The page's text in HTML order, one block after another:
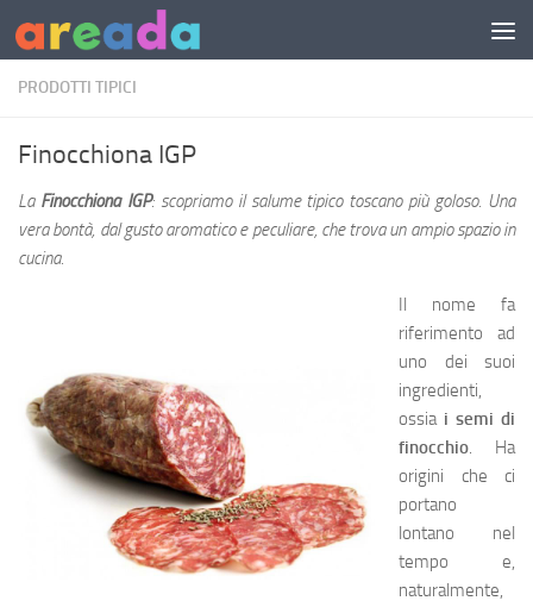
Sotto il contenuto
PRODOTTI TIPICI
Finocchiona IGP
La Finocchiona IGP: scopriamo il salume tipico toscano più goloso. Una
vera bontà, dal gusto aromatico e peculiare, che trova un ampio spazio in
cucina.
Il nome fa
riferimento ad
uno dei suoi
ingredienti,
ossia i semi di
finocchio. Ha
origini che ci
portano
lontano nel
tempo e,
naturalmente,